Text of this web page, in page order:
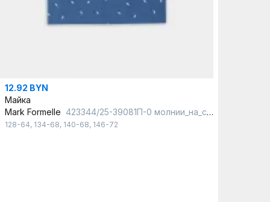
12.92 BYN
Майка
Mark Formelle 423344/25-39081П-0 молнии_на_синем
128-64, 134-68, 140-68, 146-72